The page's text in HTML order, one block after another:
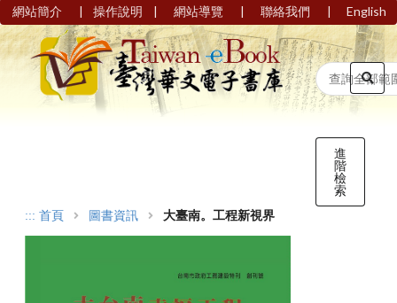
網站簡介 | 操作說明 | 網站導覽 | 聯絡我們 | English
進
階
檢
索
::: 首頁 圖書資訊 大臺南。工程新視界